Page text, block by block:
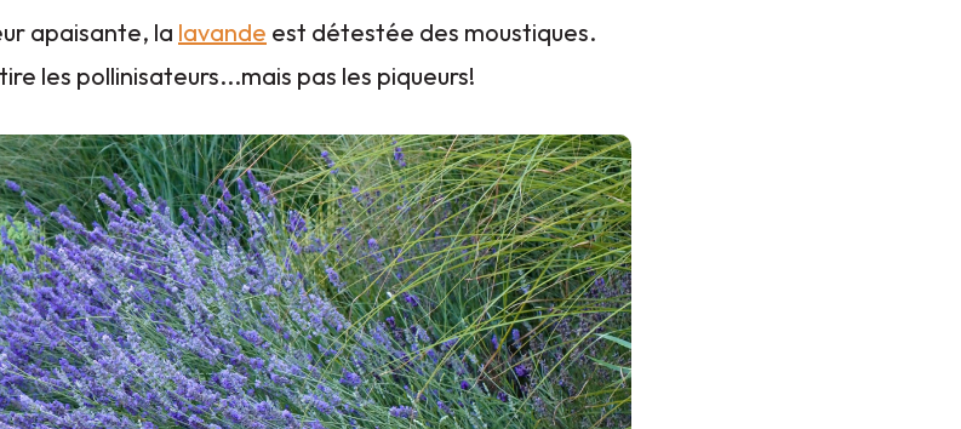
apaisante, la lavande est détestée des moustiques.
les pollinisateurs...mais pas les piqueurs!